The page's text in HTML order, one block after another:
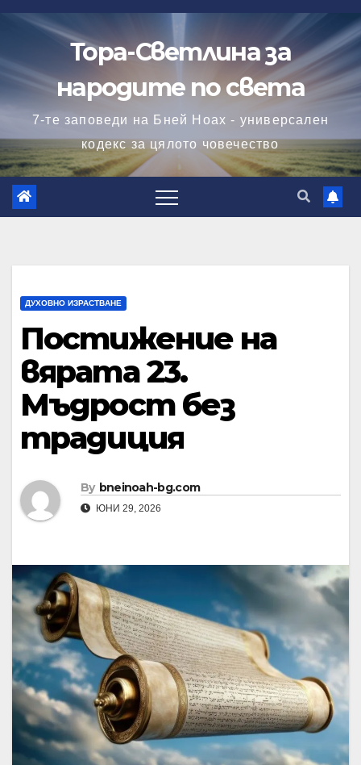
Skip
content
Тора-Светлина за
народите по света
7-те заповеди на Бней Ноах - универсален
кодекс за цялото човечество
ДУХОВНО ИЗРАСТВАНЕ
Постижение на
вярата 23.
Мъдрост без
традиция
By bneinoah-bg.com
ЮНИ 29, 2026